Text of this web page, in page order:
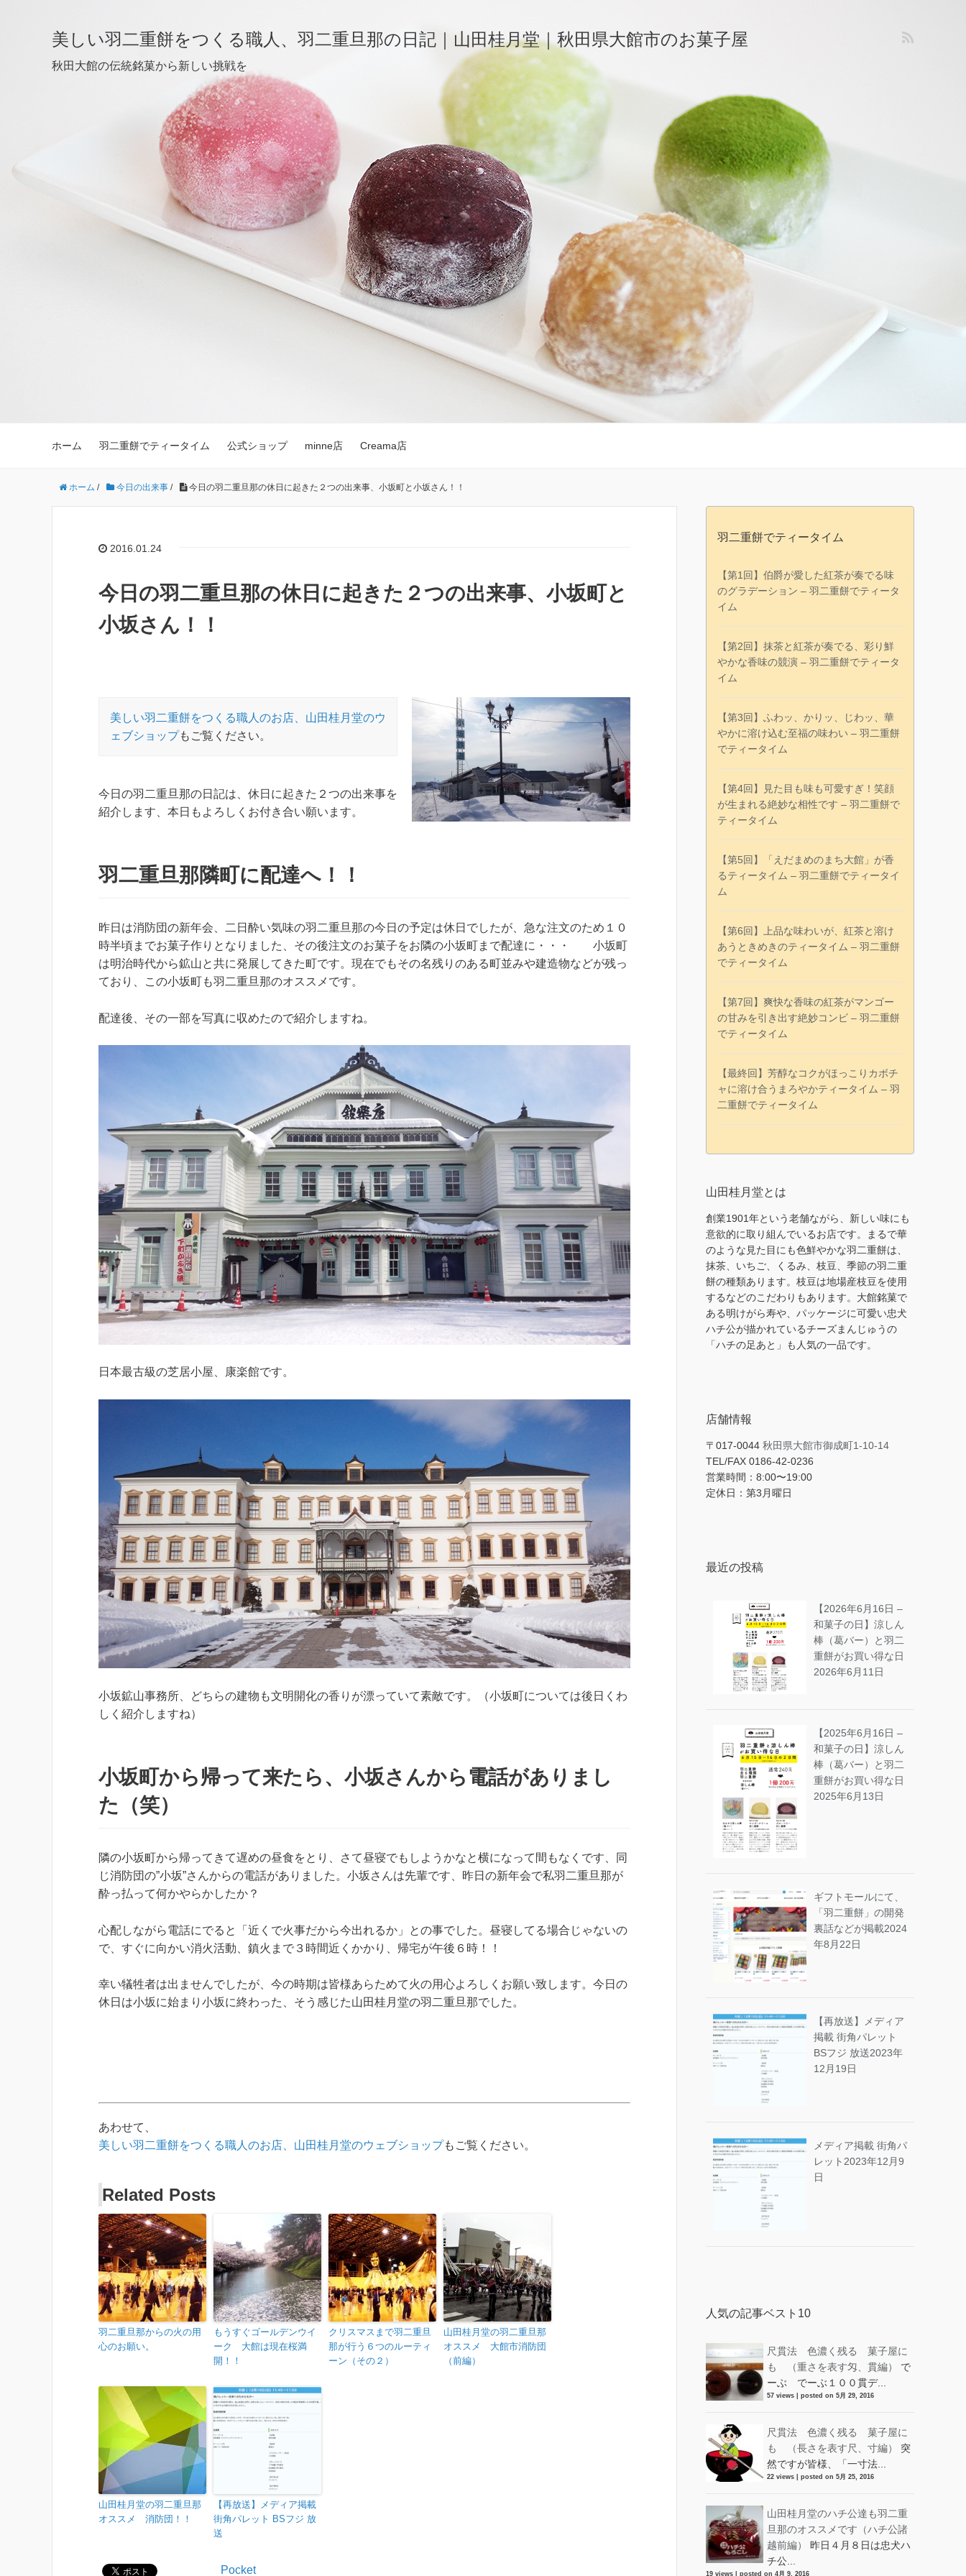
美しい羽二重餅をつくる職人、羽二重旦那の日記｜山田桂月堂｜秋田県大館市のお菓子屋
秋田大館の伝統銘菓から新しい挑戦を
ホーム 羽二重餅でティータイム 公式ショップ minne店 Creama店
ホーム / 今日の出来事 / 今日の羽二重旦那の休日に起きた２つの出来事、小坂町と小坂さん！！
2016.01.24
今日の羽二重旦那の休日に起きた２つの出来事、小坂町と
小坂さん！！
美しい羽二重餅をつくる職人のお店、山田桂月堂のウ
ェブショップもご覧ください。
今日の羽二重旦那の日記は、休日に起きた２つの出来事を
紹介します、本日もよろしくお付き合い願います。
羽二重旦那隣町に配達へ！！
昨日は消防団の新年会、二日酔い気味の羽二重旦那の今日の予定は休日でしたが、急な注文のため１０
時半頃までお菓子作りとなりました、その後注文のお菓子をお隣の小坂町まで配達に・・・ 小坂町
は明治時代から鉱山と共に発展してきた町です。現在でもその名残りのある町並みや建造物などが残っ
ており、この小坂町も羽二重旦那のオススメです。
配達後、その一部を写真に収めたので紹介しますね。
日本最古級の芝居小屋、康楽館です。
小坂鉱山事務所、どちらの建物も文明開化の香りが漂っていて素敵です。（小坂町については後日くわ
しく紹介しますね）
小坂町から帰って来たら、小坂さんから電話がありまし
た（笑）
隣の小坂町から帰ってきて遅めの昼食をとり、さて昼寝でもしようかなと横になって間もなくです、同
じ消防団の”小坂”さんからの電話がありました。小坂さんは先輩です、昨日の新年会で私羽二重旦那が
酔っ払って何かやらかしたか？
心配しながら電話にでると「近くで火事だから今出れるか」との事でした。昼寝してる場合じゃないの
で、すぐに向かい消火活動、鎮火まで３時間近くかかり、帰宅が午後６時！！
幸い犠牲者は出ませんでしたが、今の時期は皆様あらためて火の用心よろしくお願い致します。今日の
休日は小坂に始まり小坂に終わった、そう感じた山田桂月堂の羽二重旦那でした。
あわせて、
美しい羽二重餅をつくる職人のお店、山田桂月堂のウェブショップもご覧ください。
Related Posts
羽二重旦那からの火の用
心のお願い。
もうすぐゴールデンウイ
ーク 大館は現在桜満
開！！
クリスマスまで羽二重旦
那が行う６つのルーティ
ーン（その２）
山田桂月堂の羽二重旦那
オススメ 大館市消防団
（前編）
山田桂月堂の羽二重旦那
オススメ 消防団！！
【再放送】メディア掲載
街角パレット BSフジ 放
送
Pocket
羽二重餅でティータイム
【第1回】伯爵が愛した紅茶が奏でる味
のグラデーション – 羽二重餅でティータ
イム
【第2回】抹茶と紅茶が奏でる、彩り鮮
やかな香味の競演 – 羽二重餅でティータ
イム
【第3回】ふわッ、かりッ、じわッ、華
やかに溶け込む至福の味わい – 羽二重餅
でティータイム
【第4回】見た目も味も可愛すぎ！笑顔
が生まれる絶妙な相性です – 羽二重餅で
ティータイム
【第5回】「えだまめのまち大館」が香
るティータイム – 羽二重餅でティータイ
ム
【第6回】上品な味わいが、紅茶と溶け
あうときめきのティータイム – 羽二重餅
でティータイム
【第7回】爽快な香味の紅茶がマンゴー
の甘みを引き出す絶妙コンビ – 羽二重餅
でティータイム
【最終回】芳醇なコクがほっこりカボチ
ャに溶け合うまろやかティータイム – 羽
二重餅でティータイム
山田桂月堂とは
創業1901年という老舗ながら、新しい味にも
意欲的に取り組んでいるお店です。まるで華
のような見た目にも色鮮やかな羽二重餅は、
抹茶、いちご、くるみ、枝豆、季節の羽二重
餅の種類あります。枝豆は地場産枝豆を使用
するなどのこだわりもあります。大館銘菓で
ある明けがら寿や、パッケージに可愛い忠犬
ハチ公が描かれているチーズまんじゅうの
「ハチの足あと」も人気の一品です。
店舗情報
〒017-0044 秋田県大館市御成町1-10-14
TEL/FAX 0186-42-0236
営業時間：8:00〜19:00
定休日：第3月曜日
最近の投稿
【2026年6月16日 –
和菓子の日】涼しん
棒（葛バー）と羽二
重餅がお買い得な日
2026年6月11日
【2025年6月16日 –
和菓子の日】涼しん
棒（葛バー）と羽二
重餅がお買い得な日
2025年6月13日
ギフトモールにて、
「羽二重餅」の開発
裏話などが掲載2024
年8月22日
【再放送】メディア
掲載 街角パレット
BSフジ 放送2023年
12月19日
メディア掲載 街角パ
レット 2023年12月9
日
人気の記事ベスト10
尺貫法 色濃く残る 菓子屋に
も （重さを表す匁、貫編）
で
ーぶ でーぶ１００貫デ...
57 views posted on 5月 29, 2016
尺貫法 色濃く残る 菓子屋に
も （長さを表す尺、寸編）
突
然ですが皆様、「一寸法...
22 views posted on 5月 25, 2016
山田桂月堂のハチ公達も羽二重
旦那のオススメです（ハチ公諸
越前編）
昨日４月８日は忠犬ハ
チ公...
19 views posted on 4月 9, 2016